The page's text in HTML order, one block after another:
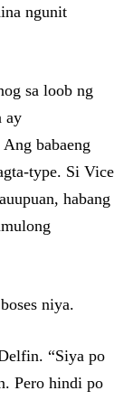
ngunit
sa loob ng
ay
babaeng
type. Si Vice
habang
niya.
“Siya po
Pero hindi po